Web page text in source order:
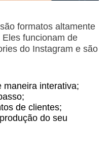
formatos altamente
funcionam de
do Instagram e são
maneira interativa;
de clientes;
do seu